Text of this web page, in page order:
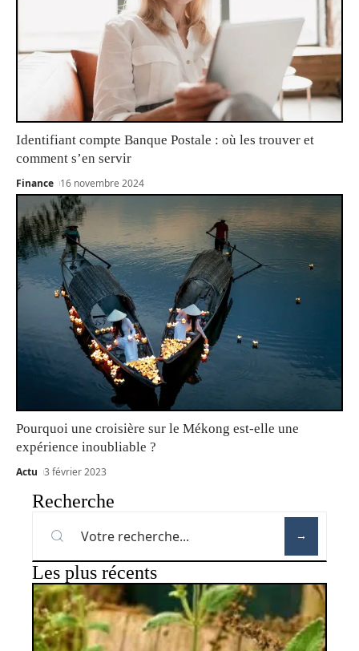
Identifiant compte Banque Postale : où les trouver et
comment s’en servir
Finance 16 novembre 2024
Pourquoi une croisière sur le Mékong est-elle une
expérience inoubliable ?
Actu 3 février 2023
Recherche
Les plus récents